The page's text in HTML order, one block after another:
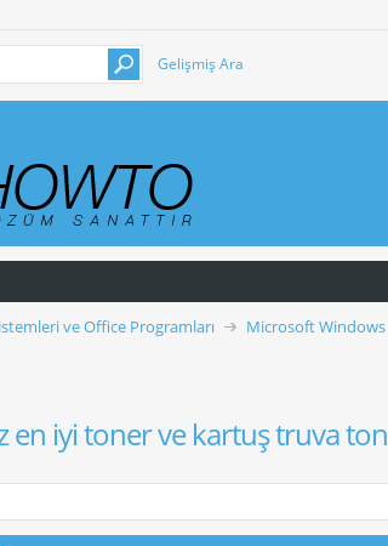
Gelişmiş Ara
ve Office Programları Microsoft Windows
en iyi toner ve kartuş truva